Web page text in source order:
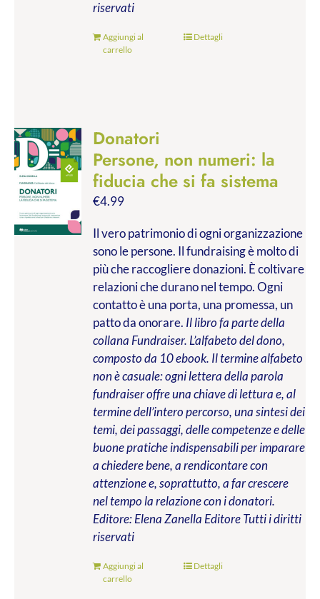
riservati
Aggiungi al
carrello
Dettagli
Donatori
Persone, non numeri: la
fiducia che si fa sistema
€4.99
Il vero patrimonio di ogni organizzazione
sono le persone. Il fundraising è molto di
più che raccogliere donazioni. È coltivare
relazioni che durano nel tempo. Ogni
contatto è una porta, una promessa, un
patto da onorare. Il libro fa parte della
collana Fundraiser. L’alfabeto del dono,
composto da 10 ebook. Il termine alfabeto
non è casuale: ogni lettera della parola
fundraiser offre una chiave di lettura e, al
termine dell’intero percorso, una sintesi dei
temi, dei passaggi, delle competenze e delle
buone pratiche indispensabili per imparare
a chiedere bene, a rendicontare con
attenzione e, soprattutto, a far crescere
nel tempo la relazione con i donatori.
Editore: Elena Zanella EditoreTutti i diritti
riservati
Aggiungi al
carrello
Dettagli